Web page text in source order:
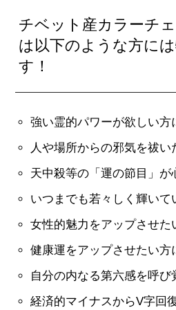
チベット産カラーチ
は以下のような方に
す！
強い霊的パワーが欲しい方
人や場所からの邪気を祓い
天中殺等の「運の節目」が
いつまでも若々しく輝いて
女性的魅力をアップさせた
健康運をアップさせたい方
自分の内なる第六感を呼び
経済的マイナスからV字回